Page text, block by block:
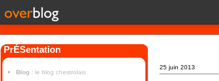
PrÉSentation
Blog : le blog chestrolais
25 juin 2013